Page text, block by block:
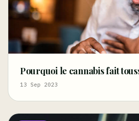
Pourquoi le cannabis fait
13 Sep 2023